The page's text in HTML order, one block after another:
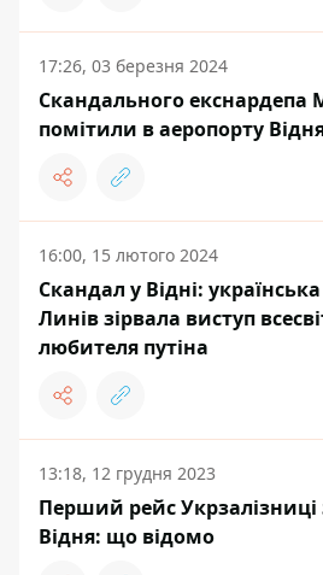
17:26, 03 березня 2024
Скандального екснардепа
помітили в аеропорту
16:00, 15 лютого 2024
Скандал у Відні:
Линів зірвала виступ
любителя путіна
13:18, 12 грудня 2023
Перший рейс
Відня: що відомо